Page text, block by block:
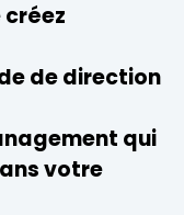
de direction
qui
votre